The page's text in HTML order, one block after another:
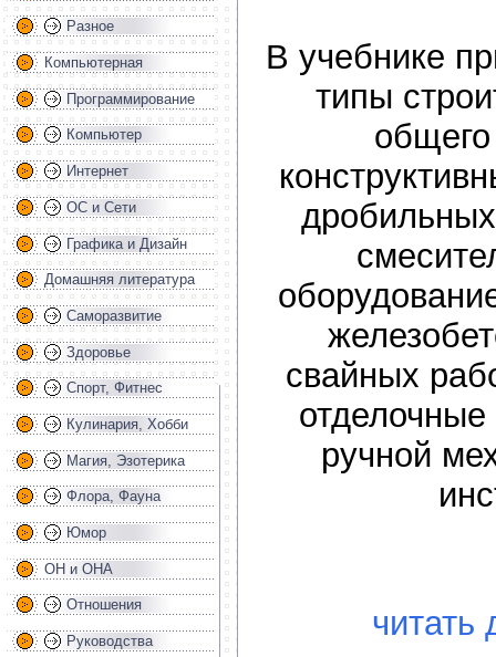
Разное
Компьютерная
Программирование
Компьютер
Интернет
ОС и Сети
Графика и Дизайн
Домашняя литература
Саморазвитие
Здоровье
Спорт, Фитнес
Кулинария, Хобби
Магия, Эзотерика
Флора, Фауна
Юмор
ОН и ОНА
Отношения
Руководства
В учебнике
типы
свайных
ручной
читать